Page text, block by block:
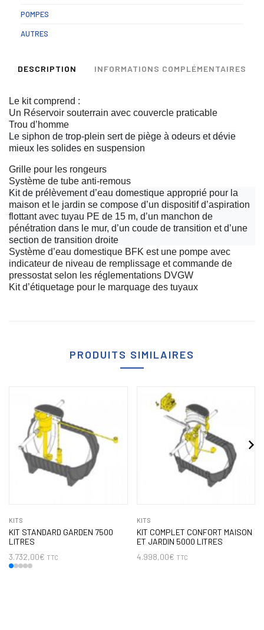
POMPES
AUTRES
DESCRIPTION INFORMATIONS COMPLÉMENTAIRES
Le kit comprend :
Un Réservoir souterrain avec couvercle praticable
Trou d’homme
Le siphon de trop-plein sert de piège à odeurs et dévie
mieux les solides en suspension
Grille pour les rongeurs
Système de tube anti-remous
Kit de prélèvement d’eau domestique approprié pour la
maison et le jardin se compose d’un dispositif d’aspiration
flottant avec tuyau PE de 15 m, d’un manchon de
pénétration dans le mur, d’un coude de transition et d’une
section de transition droite
Système d’eau domestique BFK est une pompe avec
indicateur de niveau de remplissage et commande de
pressostat selon les réglementations DVGW
Kit d’étiquetage pour le marquage des tuyaux
PRODUITS SIMILAIRES
KITS
KIT STANDARD GARDEN 7500
LITRES
3.732,00€ TTC
KITS
KIT COMPLET CONFORT MAISON
ET JARDIN 5000 LITRES
4.998,00€ TTC